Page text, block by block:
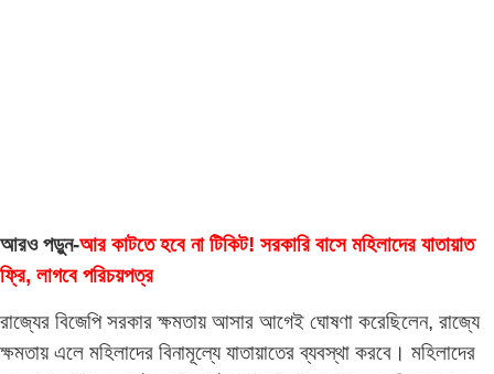
আরও পড়ুন-আর কাটতে হবে না টিকিট! সরকারি বাসে মহিলাদের যাতায়াত
ফ্রি, লাগবে পরিচয়পত্র
রাজ্যের বিজেপি সরকার ক্ষমতায় আসার আগেই ঘোষণা করেছিলেন, রাজ্যে
ক্ষমতায় এলে মহিলাদের বিনামূল্যে যাতায়াতের ব্যবস্থা করবে। মহিলাদের